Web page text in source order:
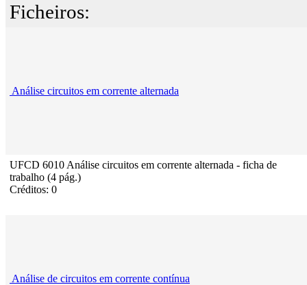
Ficheiros:
Análise circuitos em corrente alternada
UFCD 6010 Análise circuitos em corrente alternada - ficha de
trabalho (4 pág.)
Créditos: 0
Análise de circuitos em corrente contínua